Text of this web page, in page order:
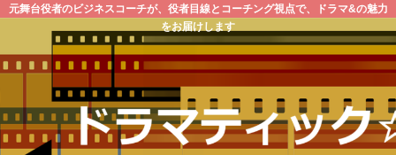
元舞台役者のビジネスコーチが、役者目線とコーチング視点で、ドラマ&の魅力
をお届けします